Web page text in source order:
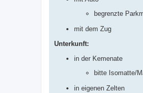
begrenzte
mit dem Zug
Unterkunft:
in der Kemenate
bitte Isomatte/
in eigenen Zelten